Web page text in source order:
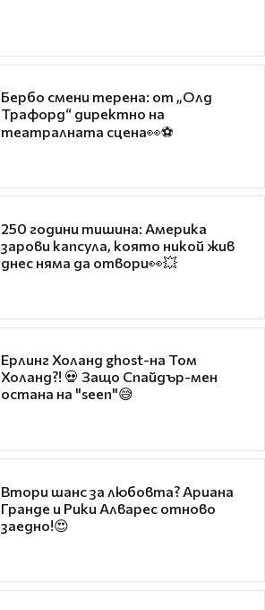
Бербо смени терена: от „Олд
Трафорд“ директно на
театралната сцена👀⚽
250 години тишина: Америка
зарови капсула, която никой жив
днес няма да отвори👀💥
Ерлинг Холанд ghost-на Том
Холанд?! 💀 Защо Спайдър-мен
остана на "seen"😅
Втори шанс за любовта? Ариана
Гранде и Рики Алварес отново
заедно!😍